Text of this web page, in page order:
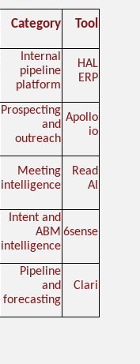
Tool
Category
HAL
ERP
Internal
pipeline
platform
Apollo
io
Prospecting
and
outreach
Read
AI
Meeting
intelligence
6sense
Intent and
ABM
intelligence
Clari
Pipeline
and
forecasting